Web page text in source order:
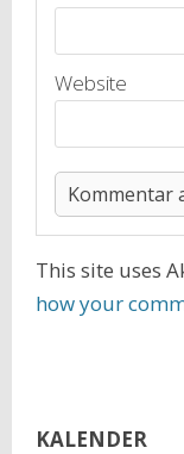
Website
This site uses
how your
KALENDER